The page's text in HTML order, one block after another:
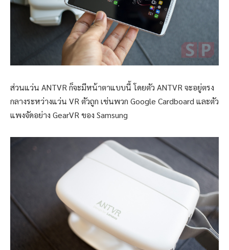
ส่วนแว่น ANTVR ก็จะมีหน้าตาแบบนี้ โดยตัว ANTVR จะอยู่ตรง
กลางระหว่างแว่น VR ตัวถูก เช่นพวก Google Cardboard และตัว
แพงจัดอย่าง GearVR ของ Samsung